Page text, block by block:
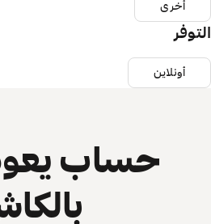
أخرى
التوفر
أونلاين
حساب